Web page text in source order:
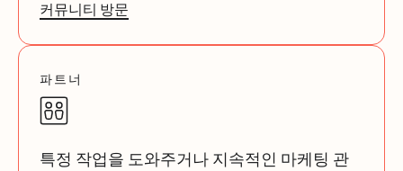
커뮤니티 방문
파트너
특정 작업을 도와주거나 지속적인 마케팅 관